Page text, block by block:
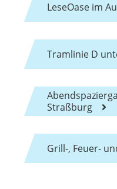
LeseOase im
Tramlinie D
Straßburg
Grill-, Feuer-